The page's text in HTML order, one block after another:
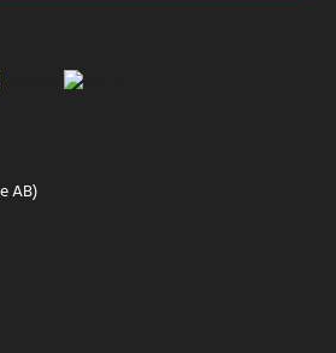
AB)